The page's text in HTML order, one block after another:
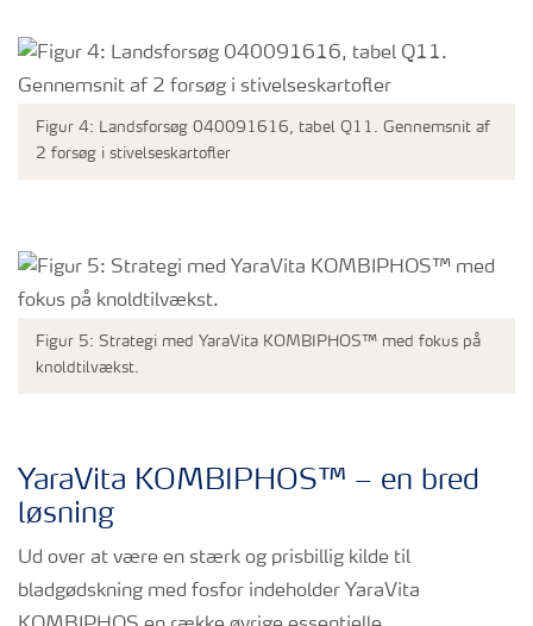
Figur 4: Landsforsøg 040091616, tabel Q11. Gennemsnit af
2 forsøg i stivelseskartofler
Figur 5: Strategi med YaraVita KOMBIPHOS™ med fokus på
knoldtilvækst.
YaraVita KOMBIPHOS™ – en bred
løsning
Ud over at være en stærk og prisbillig kilde til
bladgødskning med fosfor indeholder YaraVita